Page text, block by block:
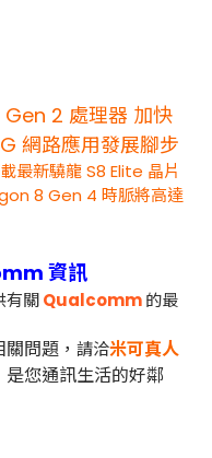
2 處理器 加快
網路應用發展腳步
最新驍龍 S8 Elite 晶片
8 Gen 4 時脈將高達
資訊
有關Qualcomm的最
問題， 請洽米可真人
是您通訊生活的好鄰